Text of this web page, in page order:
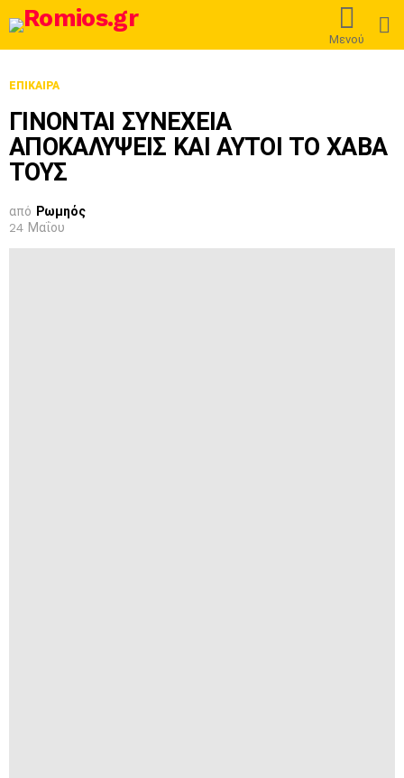
Μενού
ΕΠΊΚΑΙΡΑ
ΓΙΝΟΝΤΑΙ ΣΥΝΕΧΕΙΑ
ΑΠΟΚΑΛΥΨΕΙΣ ΚΑΙ ΑΥΤΟΙ ΤΟ ΧΑΒΑ
ΤΟΥΣ
από Ρωμηός
24 Μαΐου